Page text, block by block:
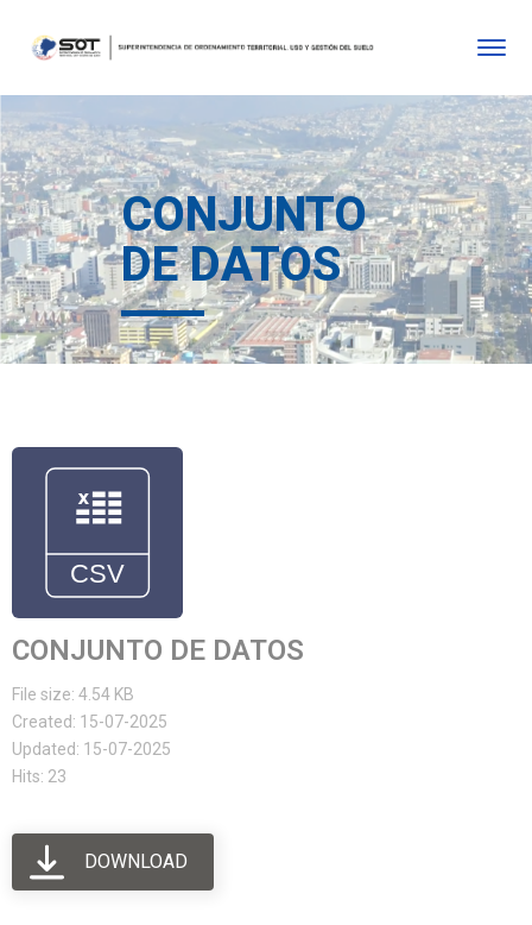
CONJUNTO
DE DATOS
CONJUNTO DE DATOS
File size: 4.54 KB
Created: 15-07-2025
Updated: 15-07-2025
Hits: 23
DOWNLOAD